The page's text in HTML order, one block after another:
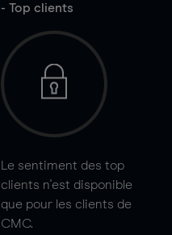
- Top clients
Le sentiment des top
clients n'est disponible
que pour les clients de
CMC.